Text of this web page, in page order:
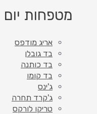
מטפחות יום
אריג מודפס
בד גובלן
בד כותנה
בד קומו
ג'ינס
ג'קרד תחרה
טריקו לורקס